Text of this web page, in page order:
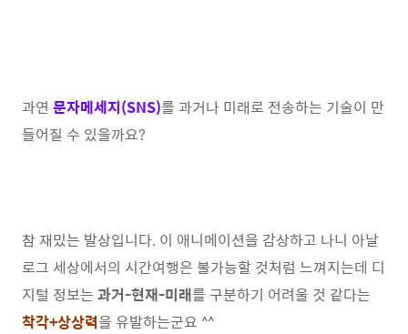
과연 문자메세지(SNS)를 과거나 미래로 전송하는 기술이 만
들어질 수 있을까요?
참 재밌는 발상입니다. 이 애니메이션을 감상하고 나니 아날
로그 세상에서의 시간여행은 불가능할 것처럼 느껴지는데 디
지털 정보는 과거-현재-미래를 구분하기 어려울 것 같다는
착각+상상력을 유발하는군요 ^^